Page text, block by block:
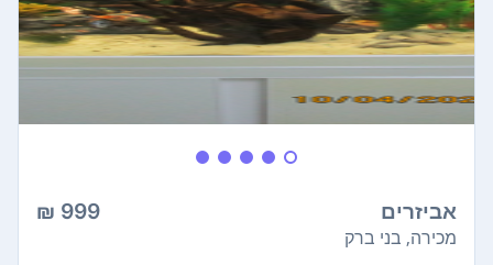
אביזרים 999 ₪
מכירה, בני ברק